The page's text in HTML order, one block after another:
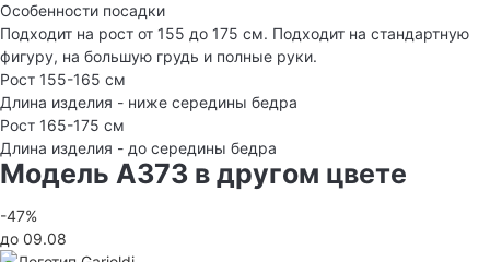
Особенности посадки
Подходит на рост от 155 до 175 см. Подходит на стандартную
фигуру, на большую грудь и полные руки.
Рост 155-165 см
Длина изделия - ниже середины бедра
Рост 165-175 см
Длина изделия - до середины бедра
Модель A373 в другом цвете
-47%
до 09.08